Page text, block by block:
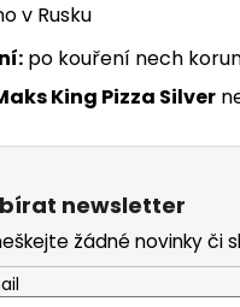
v Rusku
po kouření nech
King Pizza Silver
newsletter
žádné novinky či